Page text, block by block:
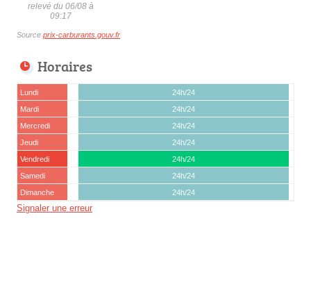
relevé du 06/08 à
09:17
Source prix-carburants.gouv.fr
Horaires
Lundi
24h/24
Mardi
24h/24
Mercredi
24h/24
Jeudi
24h/24
Vendredi
24h/24
Samedi
24h/24
Dimanche
24h/24
Signaler une erreur